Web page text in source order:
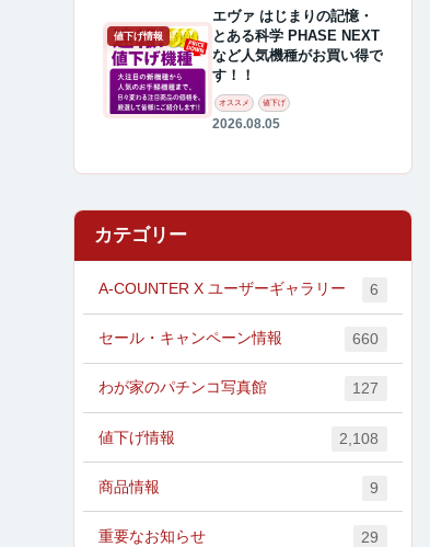
値下げ情報
エヴァ はじまりの記憶・
とある科学 PHASE NEXT
など人気機種がお買い得で
す！！
オススメ 値下げ
2026.08.05
カテゴリー
A-COUNTER X ユーザーギャラリー 6
セール・キャンペーン情報 660
わが家のパチンコ写真館 127
値下げ情報 2,108
商品情報 9
重要なお知らせ 29